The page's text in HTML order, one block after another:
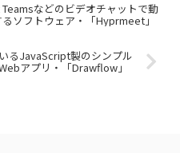
などのビデオチャットで動
ソフトウェア・「Hyprmeet」
るJavaScript製のシンプル
アプリ・「Drawflow」